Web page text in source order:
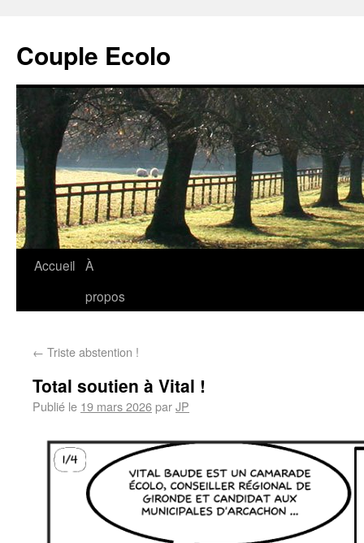
Couple Ecolo
Accueil À
propos
← Triste abstention !
Total soutien à Vital !
Publié le 19 mars 2026parJP